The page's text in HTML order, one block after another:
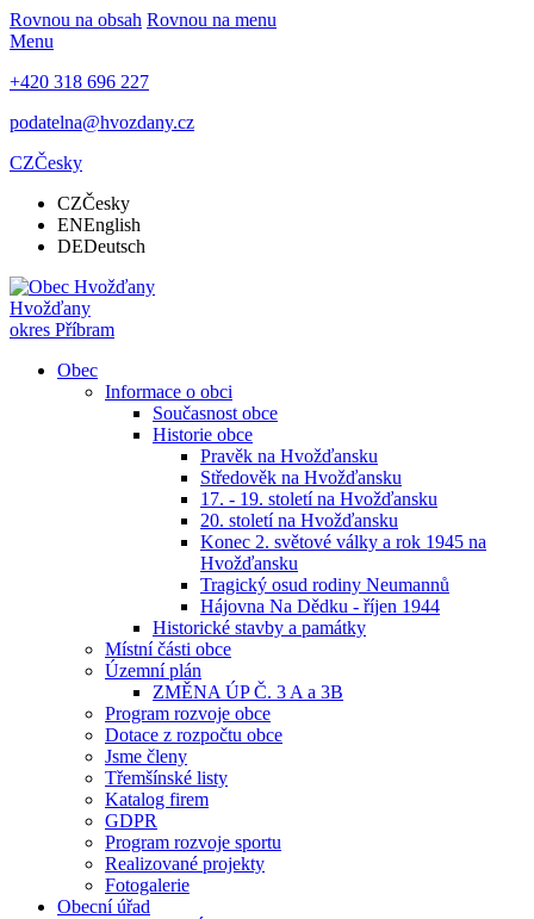
Rovnou na obsah Rovnou na menu
Menu
+420 318 696 227
podatelna@hvozdany.cz
CZČesky
CZČesky
ENEnglish
DEDeutsch
Hvožďany
okres Příbram
Obec
Informace o obci
Současnost obce
Historie obce
Pravěk na Hvožďansku
Středověk na Hvožďansku
17. - 19. století na Hvožďansku
20. století na Hvožďansku
Konec 2. světové války a rok 1945 na
Hvožďansku
Tragický osud rodiny Neumannů
Hájovna Na Dědku - říjen 1944
Historické stavby a památky
Místní části obce
Územní plán
ZMĚNA ÚP Č. 3 A a 3B
Program rozvoje obce
Dotace z rozpočtu obce
Jsme členy
Třemšínské listy
Katalog firem
GDPR
Program rozvoje sportu
Realizované projekty
Fotogalerie
Obecní úřad